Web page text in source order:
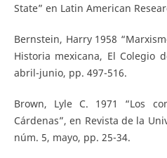
State” en Latin American
Bernstein, Harry 1958
Historia mexicana, El Colegio
abril-junio, pp. 497-516.
Brown, Lyle C. 1971 “Los
Cárdenas”, en Revista de la
núm. 5, mayo, pp. 25-34.